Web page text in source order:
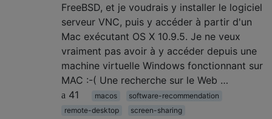
FreeBSD, et je voudrais y installer le logiciel
serveur VNC, puis y accéder à partir d'un
Mac exécutant OS X 10.9.5. Je ne veux
vraiment pas avoir à y accéder depuis une
machine virtuelle Windows fonctionnant sur
MAC :-( Une recherche sur le Web …
41
macos
software-recommendation
remote-desktop
screen-sharing